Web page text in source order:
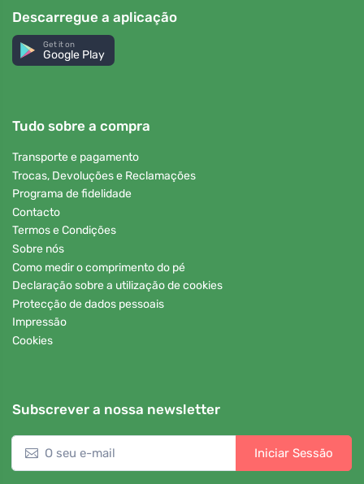
Descarregue a aplicação
Get it on
Google Play
Tudo sobre a compra
Transporte e pagamento
Trocas, Devoluções e Reclamações
Programa de fidelidade
Contacto
Termos e Condições
Sobre nós
Como medir o comprimento do pé
Declaração sobre a utilização de cookies
Protecção de dados pessoais
Impressão
Cookies
Subscrever a nossa newsletter
Iniciar Sessão